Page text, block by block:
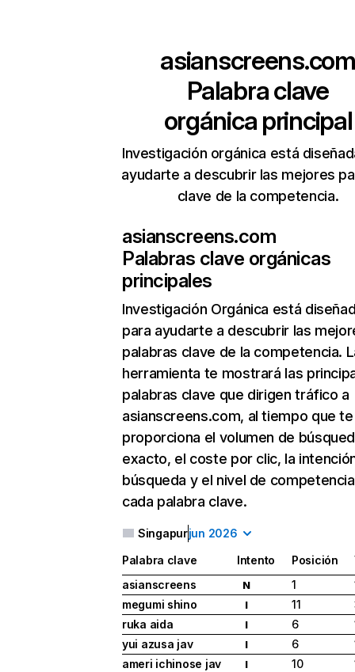
asianscreens.com
Palabra clave
orgánica principal
Investigación orgánica está
ayudarte a descubrir las mejores
clave de la competencia.
asianscreens.com
Palabras clave orgánicas
principales
Investigación Orgánica está
para ayudarte a descubrir las
palabras clave de la competencia.
herramienta te mostrará las
palabras clave que dirigen tráfico a
asianscreens.com, al tiempo que te
proporciona el volumen de
exacto, el coste por clic, la
búsqueda y el nivel de
cada palabra clave.
Singapurjun 2026
Palabra clave Intento Posición
asianscreens
N 1
megumi shino
I 11
ruka aida
I 6
yui azusa jav
I 6
ameri ichinose jav
I 10